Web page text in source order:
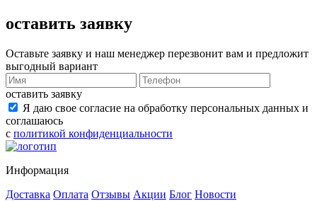
оставить заявку
Оставьте заявку и наш менеджер перезвонит вам и предложит
выгодный вариант
оставить заявку
Я даю свое согласие на обработку персональных данных и
соглашаюсь
с политикой конфиденциальности
Информация
Доставка Оплата Отзывы Акции Блог Новости